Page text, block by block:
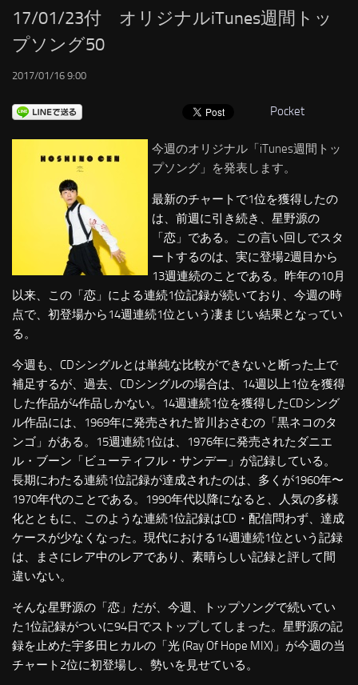
RSS
LINKS
17/01/23付 オリジナルiTunes週間トッ
プソング50
2017/01/16 9:00
Pocket
今週のオリジナル「iTunes週間トッ
プソング」を発表します。
最新のチャートで1位を獲得したの
は、前週に引き続き、星野源の
「恋」である。この言い回しでスタ
ートするのは、実に登場2週目から
13週連続のことである。昨年の10月
以来、この「恋」による連続1位記録が続いており、今週の時
点で、初登場から14週連続1位という凄まじい結果となってい
る。
今週も、CDシングルとは単純な比較ができないと断った上で
補足するが、過去、CDシングルの場合は、14週以上1位を獲得
した作品が4作品しかない。14週連続1位を獲得したCDシング
ル作品には、1969年に発売された皆川おさむの「黒ネコのタ
ンゴ」がある。15週連続1位は、1976年に発売されたダニエ
ル・ブーン「ビューティフル・サンデー」が記録している。
長期にわたる連続1位記録が達成されたのは、多くが1960年〜
1970年代のことである。1990年代以降になると、人気の多様
化とともに、このような連続1位記録はCD・配信問わず、達成
ケースが少なくなった。現代における14週連続1位という記録
は、まさにレア中のレアであり、素晴らしい記録と評して間
違いない。
そんな星野源の「恋」だが、今週、トップソングで続いてい
た1位記録がついに94日でストップしてしまった。星野源の記
録を止めた宇多田ヒカルの「光 (Ray Of Hope MIX)」が今週の当
チャート2位に初登場し、勢いを見せている。